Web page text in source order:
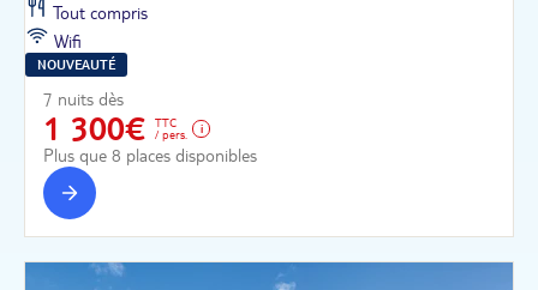
Tout compris
Wifi
NOUVEAUTÉ
7 nuits dès
1 300€
TTC
/ pers.
Plus que 8 places disponibles